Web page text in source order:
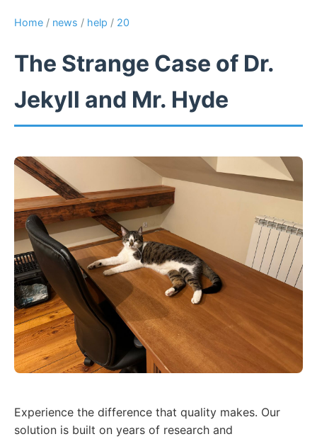
Home / news / help / 20
The Strange Case of Dr.
Jekyll and Mr. Hyde
Experience the difference that quality makes. Our
solution is built on years of research and